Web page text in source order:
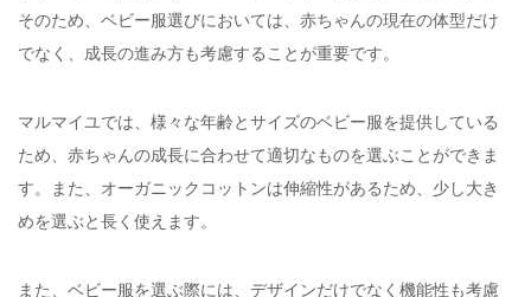
そのため、ベビー服選びにおいては、赤ちゃんの現在の体型だけ
でなく、成長の進み方も考慮することが重要です。
マルマイユでは、様々な年齢とサイズのベビー服を提供している
ため、赤ちゃんの成長に合わせて適切なものを選ぶことができま
す。また、オーガニックコットンは伸縮性があるため、少し大き
めを選ぶと長く使えます。
また、ベビー服を選ぶ際には、デザインだけでなく機能性も考慮